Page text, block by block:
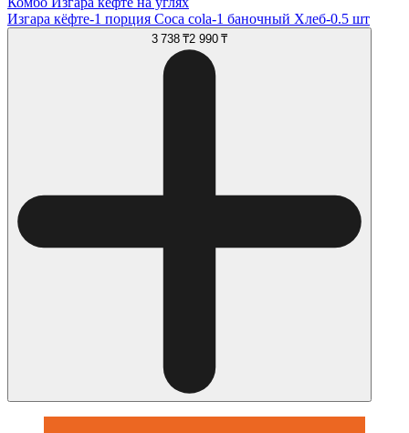
Изгара кёфте-1 порция Coca cola-1 баночный Хлеб-0.5 шт
3 738 ₸2 990 ₸